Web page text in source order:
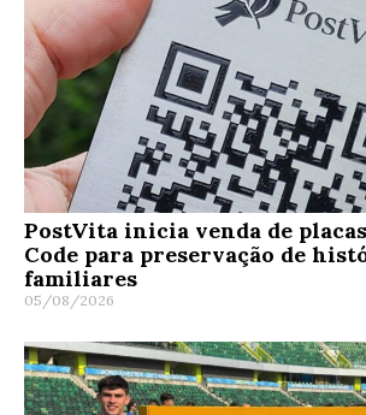
PostVita inicia venda de
Code para preservação de
familiares
05/08/2026